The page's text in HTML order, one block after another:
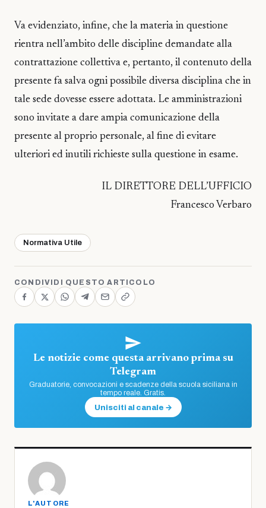
Va evidenziato, infine, che la materia in questione
rientra nell’ambito delle discipline demandate alla
contrattazione collettiva e, pertanto, il contenuto della
presente fa salva ogni possibile diversa disciplina che in
tale sede dovesse essere adottata. Le amministrazioni
sono invitate a dare ampia comunicazione della
presente al proprio personale, al fine di evitare
ulteriori ed inutili richieste sulla questione in esame.
IL DIRETTORE DELL’UFFICIO
Francesco Verbaro
Normativa Utile
CONDIVIDI QUESTO ARTICOLO
Le notizie come questa arrivano prima su
Telegram
Graduatorie, convocazioni e scadenze della scuola siciliana in
tempo reale. Gratis.
Unisciti al canale →
L'AUTORE